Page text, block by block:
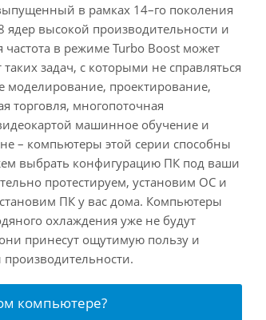
в рамках 14–го поколения
высокой производительности и
в режиме Turbo Boost может
задач, с которыми не справляться
моделирование, проектирование,
торговля, многопоточная
машинное обучение и
– компьютеры этой серии способны
выбрать конфигурацию ПК под ваши
протестируем, установим ОС и
ПК у вас дома. Компьютеры
охлаждения уже не будут
принесут ощутимую пользу и
компьютере?